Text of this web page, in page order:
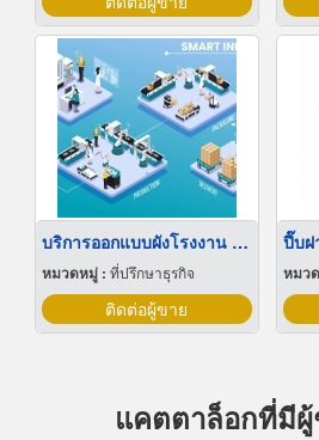
บริการออกแบบผังโรงงาน Lay out
หมวดหมู่ : ที่ปรึกษาธุรกิจ
ติดต่อผู้ขาย
หมว
แคตตาล็อกที่มี